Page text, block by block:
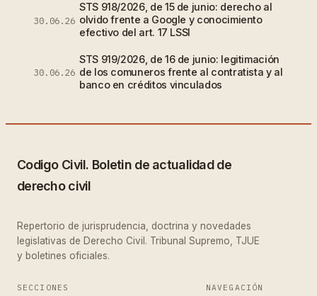
30.06.26
STS 918/2026, de 15 de junio: derecho al
olvido frente a Google y conocimiento
efectivo del art. 17 LSSI
30.06.26
STS 919/2026, de 16 de junio: legitimación
de los comuneros frente al contratista y al
banco en créditos vinculados
Codigo Civil. Boletin de actualidad de
derecho civil
Repertorio de jurisprudencia, doctrina y novedades
legislativas de Derecho Civil. Tribunal Supremo, TJUE
y boletines oficiales.
SECCIONES NAVEGACIÓN